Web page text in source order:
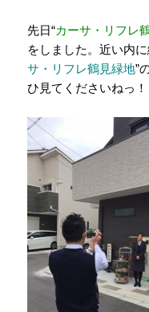
先日“カーサ・リフレ
をしました。近い内
サ・リフレ鶴見緑地”
ひ見てくださいねっ！